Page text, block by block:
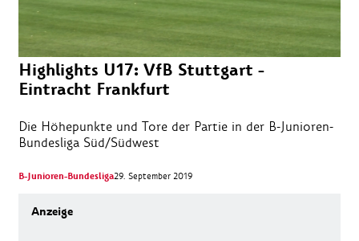
Highlights U17: VfB Stuttgart -
Eintracht Frankfurt
Die Höhepunkte und Tore der Partie in der B-Junioren-
Bundesliga Süd/Südwest
B-Junioren-Bundesliga29. September 2019